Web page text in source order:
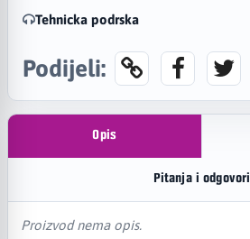
Tehnicka podrska
Podijeli:
Opis
Pitanja i odgovori
Proizvod nema opis.